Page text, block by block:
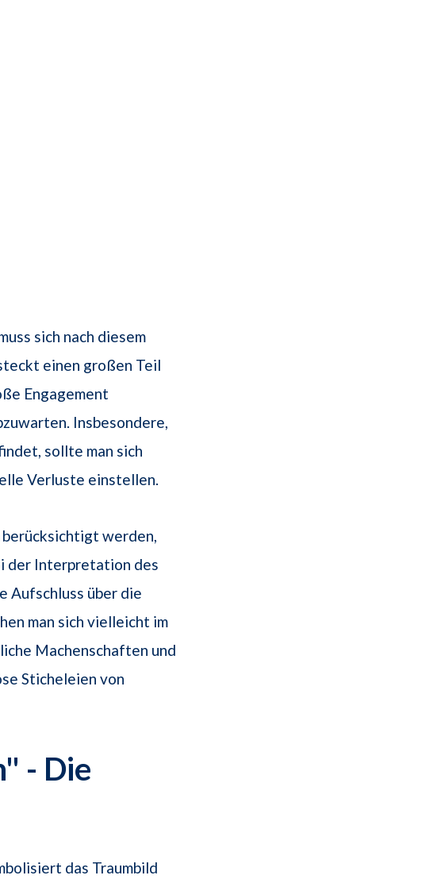
sich nach diesem
einen großen Teil
Engagement
Insbesondere,
sollte man sich
Verluste einstellen.
berücksichtigt werden,
der Interpretation des
Aufschluss über die
man sich vielleicht im
Machenschaften und
Sticheleien von
- Die
das Traumbild